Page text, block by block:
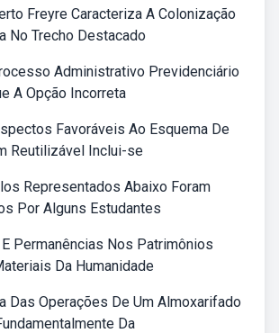
Freyre Caracteriza A Colonização
No Trecho Destacado
Administrativo Previdenciário
A Opção Incorreta
Favoráveis Ao Esquema De
Reutilizável Inclui-se
Representados Abaixo Foram
Por Alguns Estudantes
Permanências Nos Patrimônios
Da Humanidade
Das Operações De Um Almoxarifado
Da